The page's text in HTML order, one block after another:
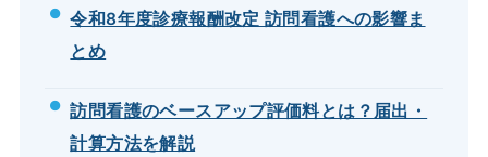
令和8年度診療報酬改定 訪問看護への影響ま
とめ
訪問看護のベースアップ評価料とは？届出・
計算方法を解説